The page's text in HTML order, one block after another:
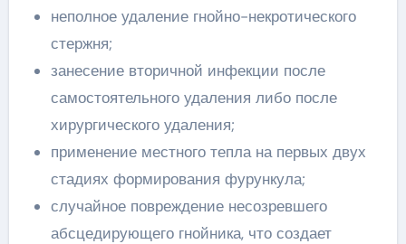
неполное удаление гнойно-некротического
стержня;
занесение вторичной инфекции после
самостоятельного удаления либо после
хирургического удаления;
применение местного тепла на первых двух
стадиях формирования фурункула;
случайное повреждение несозревшего
абсцедирующего гнойника, что создает